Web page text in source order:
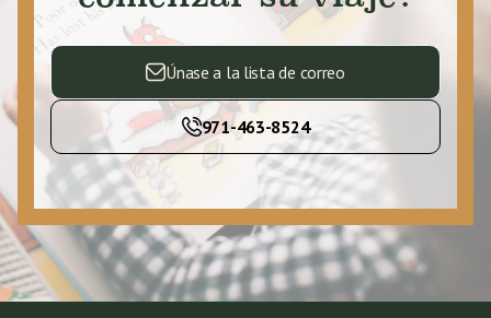
Únase a la lista de correo
971-463-8524